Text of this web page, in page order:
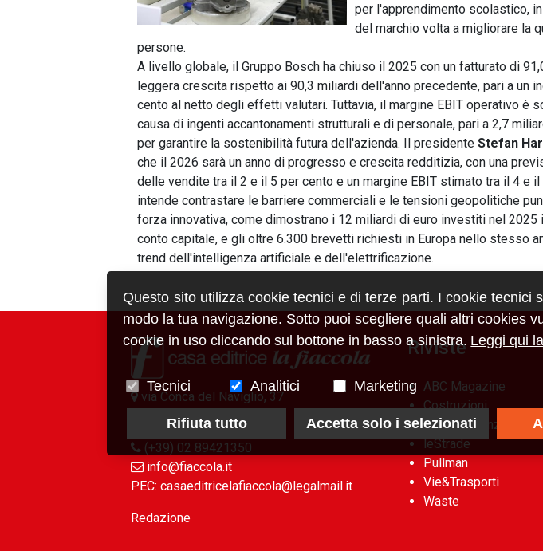
per l'apprendimento scolastico,
del marchio volta a migliorare la
persone.
A livello globale, il Gruppo Bosch ha chiuso il 2025 con un fatturato di
leggera crescita rispetto ai 90,3 miliardi dell'anno precedente, pari a un
cento al netto degli effetti valutari. Tuttavia, il margine EBIT operativo è
causa di ingenti accantonamenti strutturali e di personale, pari a 2,7
per garantire la sostenibilità futura dell'azienda. Il presidente Stefan
che il 2026 sarà un anno di progresso e crescita redditizia, con una
delle vendite tra il 2 e il 5 per cento e un margine EBIT stimato tra il 4 e
intende contrastare le barriere commerciali e le tensioni geopolitiche
forza innovativa, come dimostrano i 12 miliardi di euro investiti nel 2025
conto capitale, e gli oltre 6.300 brevetti richiesti in Europa nello stesso
trend dell'intelligenza artificiale e dell'elettrificazione.
via Conca del Naviglio, 37
20123, Milano (Italy)
(+39) 02 89421350
info@fiaccola.it
PEC: casaeditricelafiaccola@legalmail.it
Redazione
Riviste
ABC Magazine
Costruzioni
Flotte&Finanza
leStrade
Pullman
Vie&Trasporti
Waste
Questo sito utilizza cookie tecnici e di terze parti. I cookie
modo la tua navigazione. Sotto puoi scegliere quali altri cookies
cookie in uso cliccando sul bottone in basso a sinistra. Leggi qui
Tecnici Analitici Marketing
Rifiuta tutto Accetta solo i selezionati